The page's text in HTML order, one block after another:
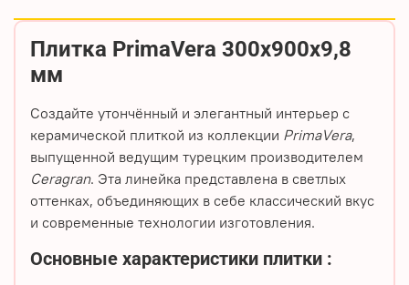
Плитка PrimaVera 300х900х9,8
мм
Создайте утончённый и элегантный интерьер с
керамической плиткой из коллекции PrimaVera,
выпущенной ведущим турецким производителем
Ceragran. Эта линейка представлена в светлых
оттенках, объединяющих в себе классический вкус
и современные технологии изготовления.
Основные характеристики плитки :